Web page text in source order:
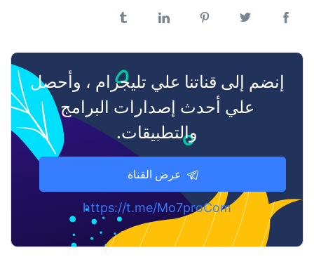
إنضم إلى قناتنا علي تليجرام ، وأحصل
علي أحدث إصدارات البرامج
والتطبيقات.
عرض القناة
https://t.me/Mo7proCom